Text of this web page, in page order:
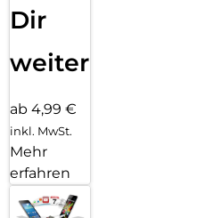
Dir
weiter
ab 4,99 €
inkl. MwSt.
Mehr
erfahren